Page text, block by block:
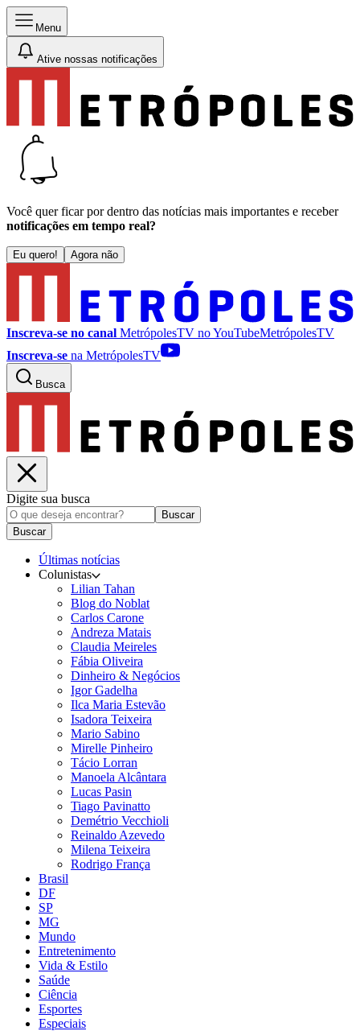
Menu
Ative nossas notificações
Você quer ficar por dentro das notícias mais importantes e receber
notificações em tempo real?
Eu quero! Agora não
Inscreva-se no canal MetrópolesTV noYouTubeMetrópolesTV
Inscreva-se na MetrópolesTV
Busca
Digite sua busca
Buscar
Buscar
Últimas notícias
Colunistas
Lilian Tahan
Blog do Noblat
Carlos Carone
Andreza Matais
Claudia Meireles
Fábia Oliveira
Dinheiro & Negócios
Igor Gadelha
Ilca Maria Estevão
Isadora Teixeira
Mario Sabino
Mirelle Pinheiro
Tácio Lorran
Manoela Alcântara
Lucas Pasin
Tiago Pavinatto
Demétrio Vecchioli
Reinaldo Azevedo
Milena Teixeira
Rodrigo França
Brasil
DF
SP
MG
Mundo
Entretenimento
Vida & Estilo
Saúde
Ciência
Esportes
Especiais